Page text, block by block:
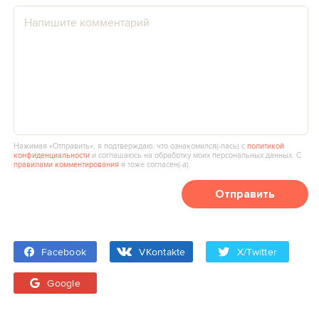
Нажимая «Отправить», я подтверждаю, что ознакомился(‑лась) сполитикой
конфиденциальности и соглашаюсь на обработку моих персональных данных. С
правилами комментирования я тоже согласен(‑а).
Отправить
Facebook VKontakte X/Twitter
Google